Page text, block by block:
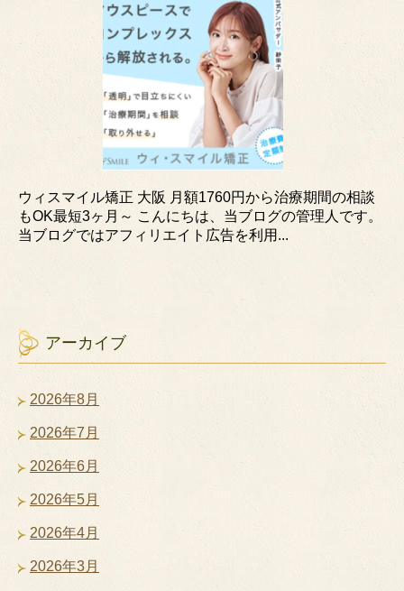
ウィスマイル矯正 大阪 月額1760円から治療期間の相談
もOK最短3ヶ月～ こんにちは、当ブログの管理人です。
当ブログではアフィリエイト広告を利用...
アーカイブ
2026年8月
2026年7月
2026年6月
2026年5月
2026年4月
2026年3月